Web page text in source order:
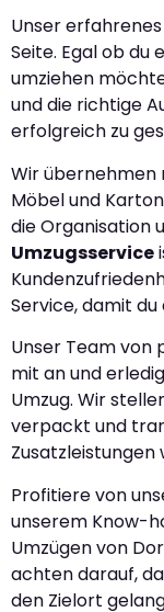
Unser
Seite. Egal ob du
umziehen
und die richtige
erfolgreich zu
Wir übernehmen
Möbel und
die Organisation
Umzugsservice
Service, damit
Unser Team von
mit an und
Umzug. Wir
verpackt und
Zusatzleistungen
Profitiere von
unserem Know-
Umzügen von
achten darauf,
den Zielort